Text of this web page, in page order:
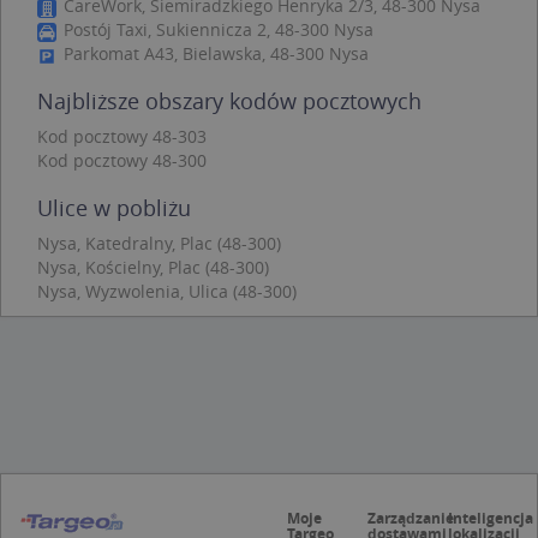
CareWork, Siemiradzkiego Henryka 2/3, 48-300 Nysa
Postój Taxi, Sukiennicza 2, 48-300 Nysa
Parkomat A43, Bielawska, 48-300 Nysa
Najbliższe obszary kodów pocztowych
Kod pocztowy 48-303
Kod pocztowy 48-300
Ulice w pobliżu
Nysa, Katedralny, Plac (48-300)
Nysa, Kościelny, Plac (48-300)
Nysa, Wyzwolenia, Ulica (48-300)
Moje ZarządzanieInteligencja
Niezbędne Wydajność
Targetowanie
Funkcjonalność
Niesklasyfikowane
Niezbędne pliki cookie umożliwiają korzystanie z
jak logowanie użytkownika i zarządzanie kontem.
Bez niezbędnych plików cookie nie można
Nazwa
Domena
APPSESSID
CookieScriptConsent
CookieScript
.targeo.pl